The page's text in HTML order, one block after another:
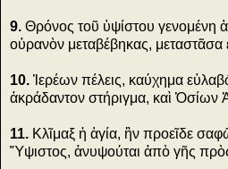
9. Θρόνος τοῦ ὑψίστου γενομένη
οὐρανὸν μεταβέβηκας, μεταστᾶσα
10. Ἱερέων πέλεις, καύχημα
ἀκράδαντον στήριγμα, καὶ
11. Κλῖμαξ ἡ ἁγία, ἢν προεῖδε
Ὕψιστος, ἀνυψούται ἀπὸ γῆς